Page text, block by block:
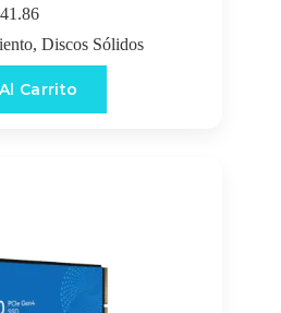
, Discos Sólidos
Carrito